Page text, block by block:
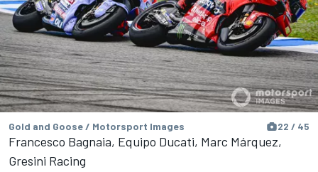
Gold and Goose / Motorsport Images 22 / 45
Francesco Bagnaia, Equipo Ducati, Marc Márquez,
Gresini Racing